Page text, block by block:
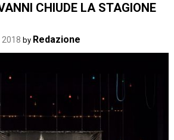
CHIUDE LA STAGIONE
2018 by Redazione